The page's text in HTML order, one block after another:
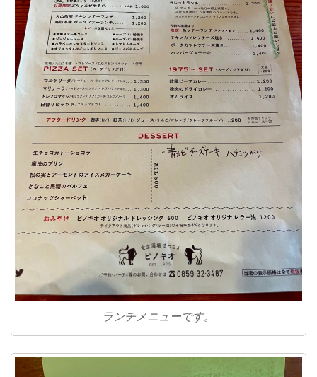
ランチメニューです。